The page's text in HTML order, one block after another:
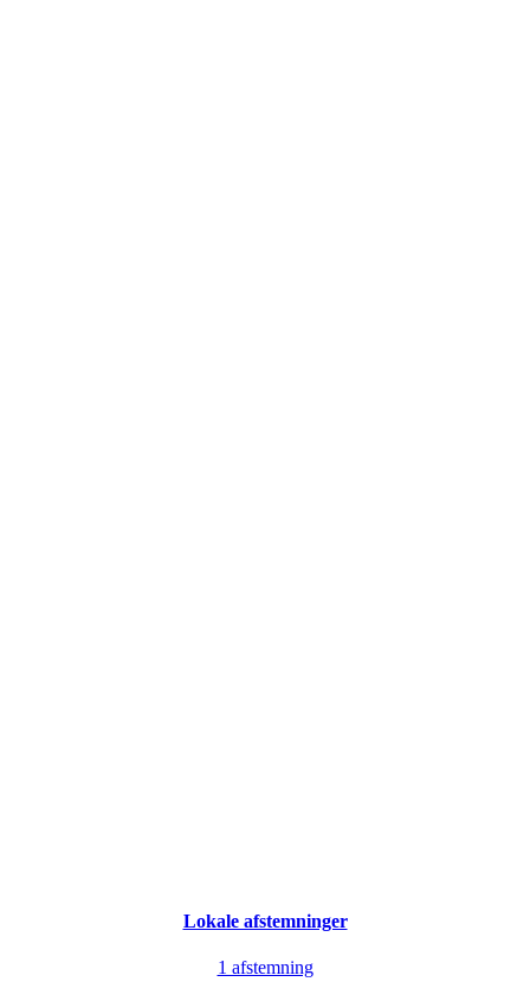
Lokale afstemninger
1 afstemning